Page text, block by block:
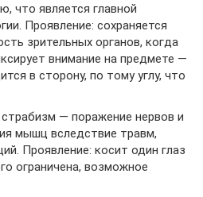
что является главной
Проявление: сохраняется
зрительных органов, когда
внимание на предмете —
в сторону, по тому углу, что
— поражение нервов и
мышц вследствие травм,
Проявление: косит один глаз
ограничена, возможное